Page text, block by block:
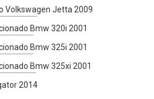
Volkswagen Jetta 2009
Bmw 320i 2001
Bmw 325i 2001
Bmw 325xi 2001
2014